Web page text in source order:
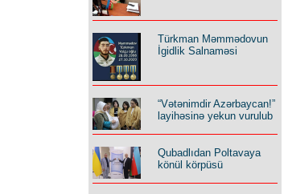
Türkman Məmmədovun
İgidlik Salnaməsi
“Vətənimdir Azərbaycan!”
layihəsinə yekun vurulub
Qubadlıdan Poltavaya
könül körpüsü